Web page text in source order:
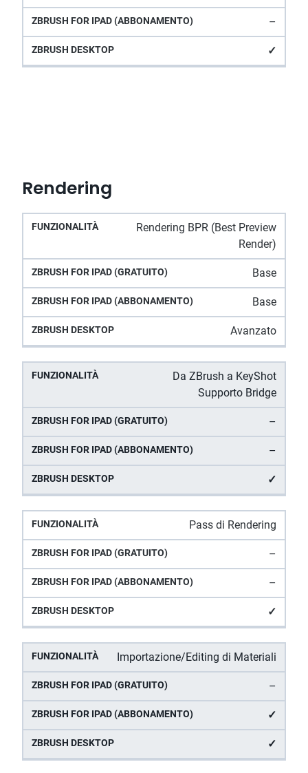
–
✓
Rendering
ZBrush
(gratuito)
ZBrush for iPad
(Abbonamento)
ZBrush
Desktop
Rendering BPR (Best Preview
Render)
Base
Base
Avanzato
Da ZBrush a KeyShot
Supporto Bridge
–
–
✓
Pass di Rendering
–
–
✓
Importazione/Editing di Materiali
–
✓
✓